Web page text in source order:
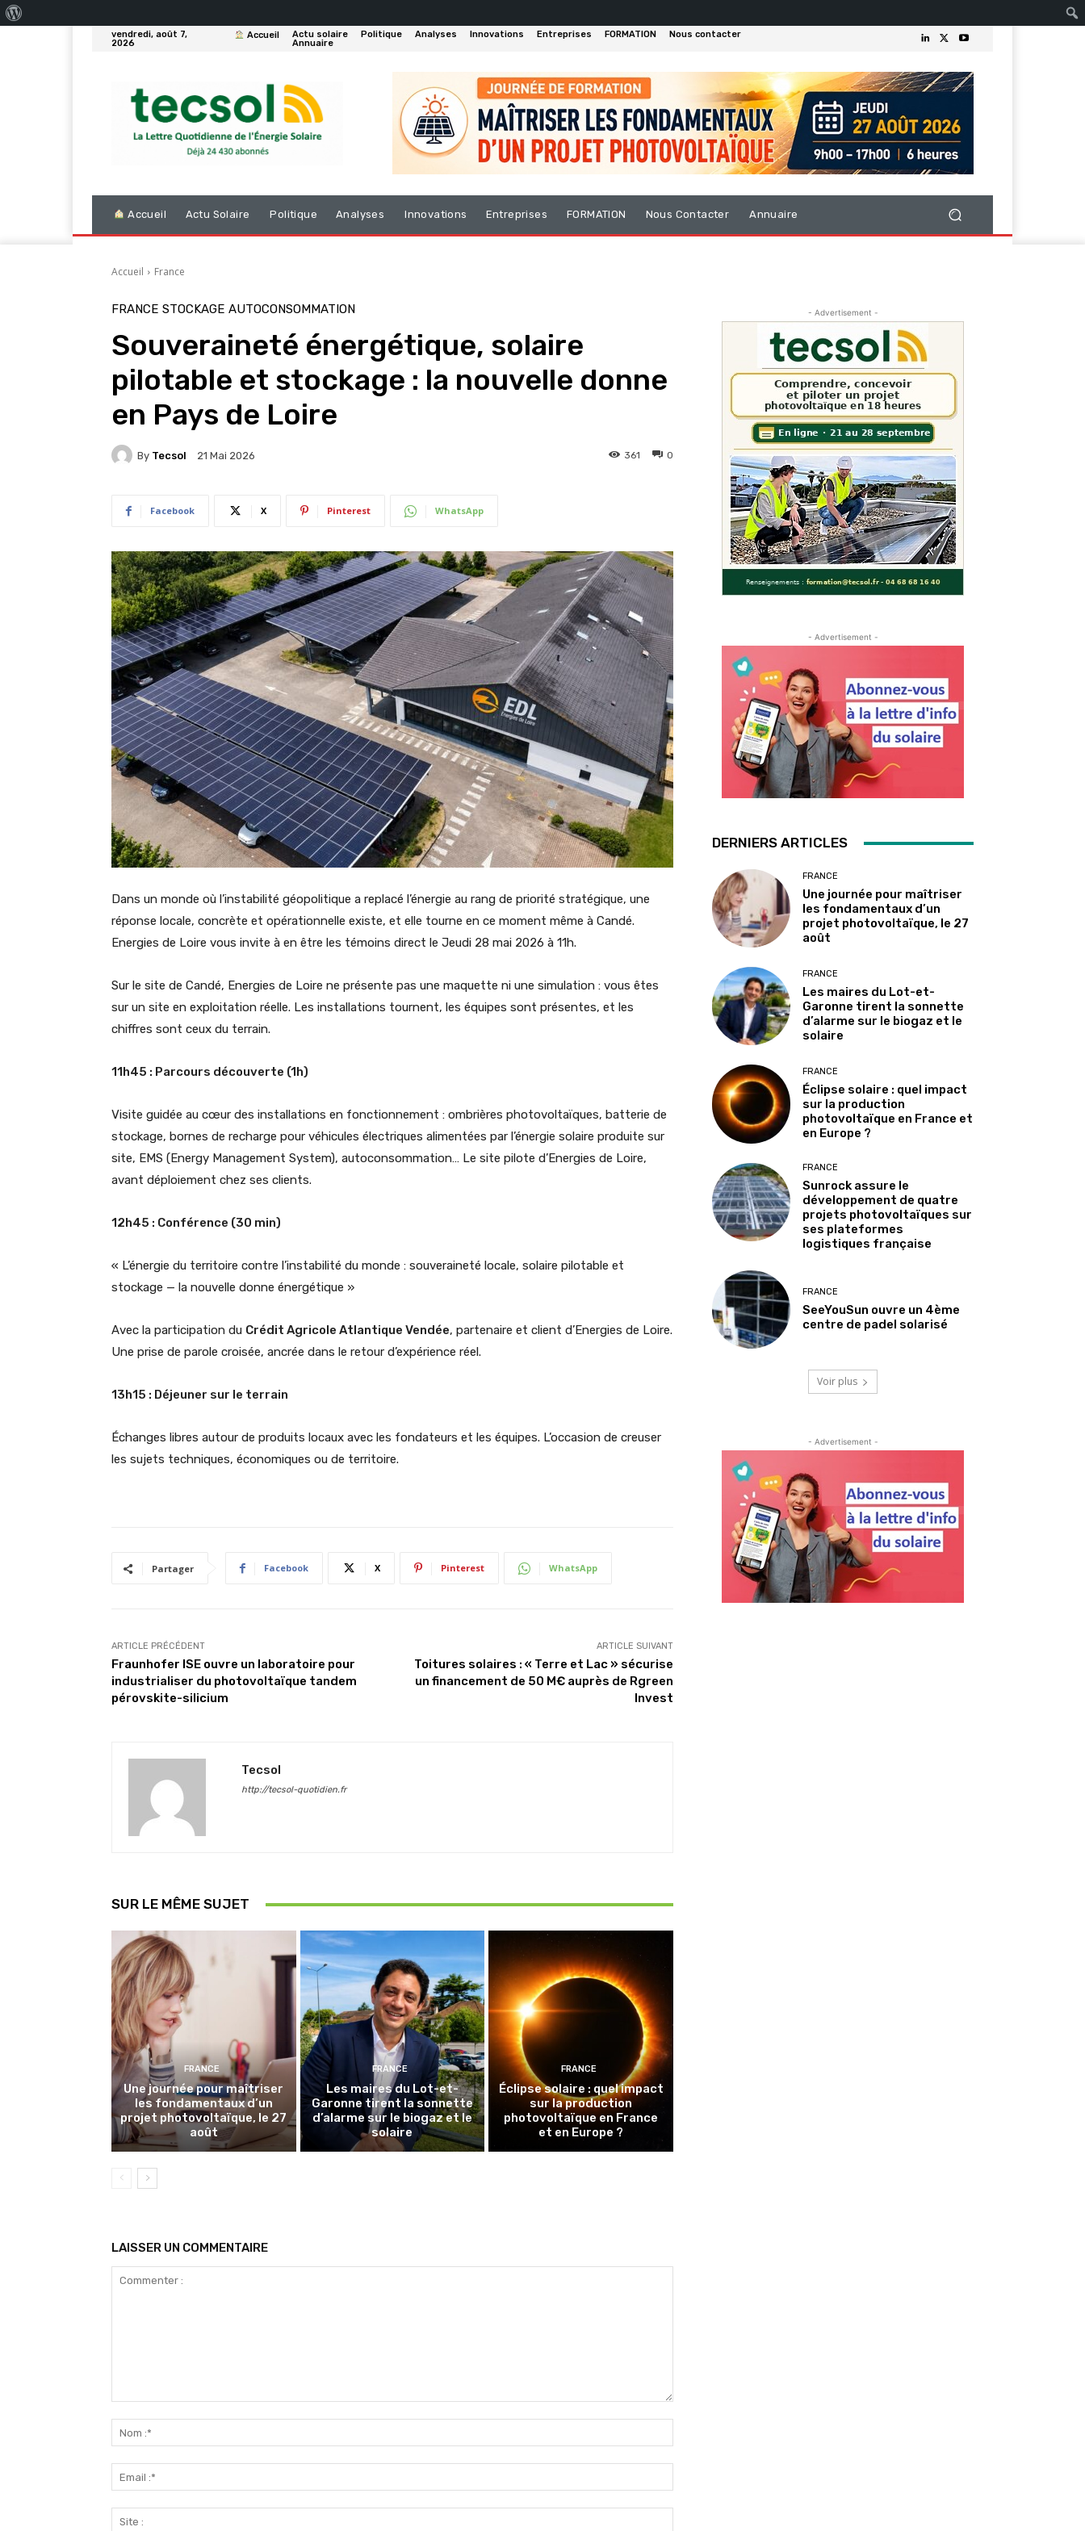
vendredi, août 7,
2026
Accueil Actu solaire Politique Analyses Innovations Entreprises FORMATION
Nous contacter
Annuaire
Accueil Actu Solaire Politique Analyses Innovations Entreprises FORMATION Nous Contacter Annuaire
Accueil France
FRANCE STOCKAGE AUTOCONSOMMATION
Souveraineté énergétique, solaire
pilotable et stockage : la nouvelle donne
en Pays de Loire
By Tecsol 21 Mai 2026 0
361
Facebook X Pinterest WhatsApp
Dans un monde où l’instabilité géopolitique a replacé l’énergie au rang de priorité stratégique, une
réponse locale, concrète et opérationnelle existe, et elle tourne en ce moment même à Candé.
Energies de Loire vous invite à en être les témoins direct le Jeudi 28 mai 2026 à 11h.
Sur le site de Candé, Energies de Loire ne présente pas une maquette ni une simulation : vous êtes
sur un site en exploitation réelle. Les installations tournent, les équipes sont présentes, et les
chiffres sont ceux du terrain.
11h45 : Parcours découverte (1h)
Visite guidée au cœur des installations en fonctionnement : ombrières photovoltaïques, batterie de
stockage, bornes de recharge pour véhicules électriques alimentées par l’énergie solaire produite sur
site, EMS (Energy Management System), autoconsommation… Le site pilote d’Energies de Loire,
avant déploiement chez ses clients.
12h45 : Conférence (30 min)
« L’énergie du territoire contre l’instabilité du monde : souveraineté locale, solaire pilotable et
stockage — la nouvelle donne énergétique »
Avec la participation du Crédit Agricole Atlantique Vendée, partenaire et client d’Energies de Loire.
Une prise de parole croisée, ancrée dans le retour d’expérience réel.
13h15 : Déjeuner sur le terrain
Échanges libres autour de produits locaux avec les fondateurs et les équipes. L’occasion de creuser
les sujets techniques, économiques ou de territoire.
Partager Facebook X Pinterest WhatsApp
ARTICLE PRÉCÉDENT
Fraunhofer ISE ouvre un laboratoire pour
industrialiser du photovoltaïque tandem
pérovskite-silicium
ARTICLE SUIVANT
Toitures solaires : « Terre et Lac » sécurise
un financement de 50 M€ auprès de Rgreen
Invest
Tecsol
http://tecsol-quotidien.fr
SUR LE MÊME SUJET
FRANCE
Une journée pour maîtriser
les fondamentaux d’un
projet photovoltaïque, le 27
août
FRANCE
Les maires du Lot-et-
Garonne tirent la sonnette
d’alarme sur le biogaz et le
solaire
FRANCE
Éclipse solaire : quel impact
sur la production
photovoltaïque en France
et en Europe ?
LAISSER UN COMMENTAIRE
:*
:*
- Advertisement -
- Advertisement -
DERNIERS ARTICLES
FRANCE
Une journée pour maîtriser
les fondamentaux d’un
projet photovoltaïque, le 27
août
FRANCE
Les maires du Lot-et-
Garonne tirent la sonnette
d’alarme sur le biogaz et le
solaire
FRANCE
Éclipse solaire : quel impact
sur la production
photovoltaïque en France et
en Europe ?
FRANCE
Sunrock assure le
développement de quatre
projets photovoltaïques sur
ses plateformes
logistiques française
FRANCE
SeeYouSun ouvre un 4ème
centre de padel solarisé
Voir plus
- Advertisement -